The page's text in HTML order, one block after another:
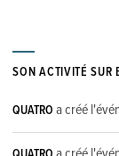
SON ACTIVITÉ SUR
QUATRO a créé